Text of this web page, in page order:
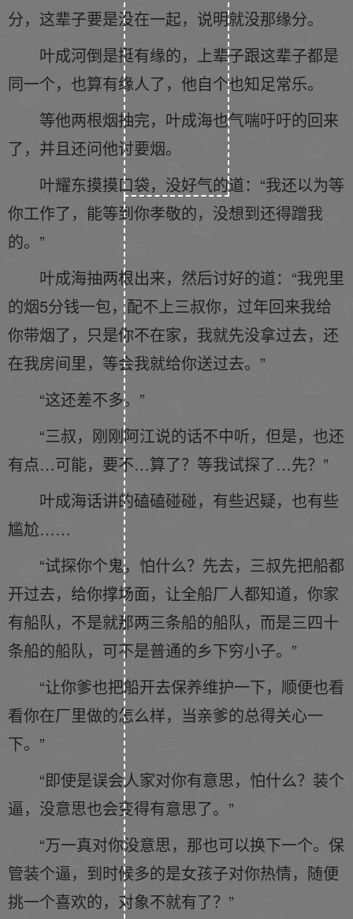
分，这辈子要是没在一起，说明就没那缘分。
叶成河倒是挺有缘的，上辈子跟这辈子都是
同一个，也算有缘人了，他自个也知足常乐。
等他两根烟抽完，叶成海也气喘吁吁的回来
了，并且还问他讨要烟。
叶耀东摸摸口袋，没好气的道：“我还以为等
你工作了，能等到你孝敬的，没想到还得蹭我
的。”
叶成海抽两根出来，然后讨好的道：“我兜里
的烟5分钱一包，配不上三叔你，过年回来我给
你带烟了，只是你不在家，我就先没拿过去，还
在我房间里，等会我就给你送过去。”
“这还差不多。”
“三叔，刚刚阿江说的话不中听，但是，也还
有点…可能，要不…算了？等我试探了…先？”
叶成海话讲的磕磕碰碰，有些迟疑，也有些
尴尬……
“试探你个鬼，怕什么？先去，三叔先把船都
开过去，给你撑场面，让全船厂人都知道，你家
有船队，不是就那两三条船的船队，而是三四十
条船的船队，可不是普通的乡下穷小子。”
“让你爹也把船开去保养维护一下，顺便也看
看你在厂里做的怎么样，当亲爹的总得关心一
下。”
“即使是误会人家对你有意思，怕什么？装个
逼，没意思也会变得有意思了。”
“万一真对你没意思，那也可以换下一个。保
管装个逼，到时候多的是女孩子对你热情，随便
挑一个喜欢的，对象不就有了？”